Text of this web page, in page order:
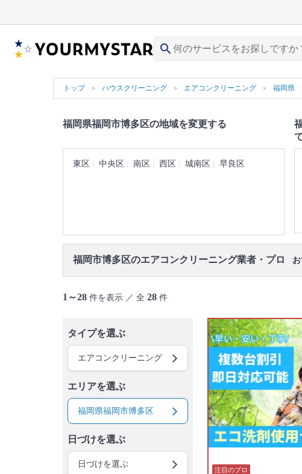
search
トップ ハウスクリーニング エアコンクリーニング 福岡県
福岡県福岡市博多区の地域を変更する
東区 中央区 南区 西区 城南区 早良区
福岡市博多区のエアコンクリーニング業者・プロ
1～28 件を表示 ／ 全 28 件
タイプを選ぶ
エアコンクリーニング
エリアを選ぶ
福岡県福岡市博多区
日づけを選ぶ
日づけを選ぶ
注目のプロ